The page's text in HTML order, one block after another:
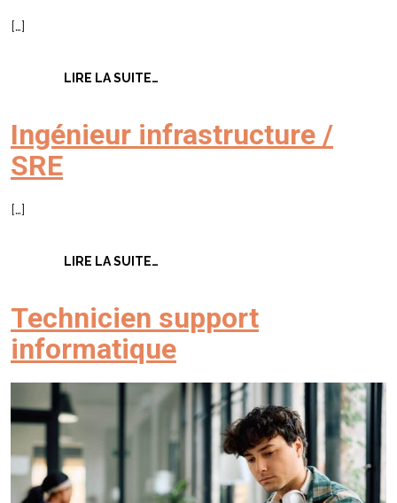
[…]
LIRE LA SUITE…
Ingénieur infrastructure /
SRE
[…]
LIRE LA SUITE…
Technicien support
informatique